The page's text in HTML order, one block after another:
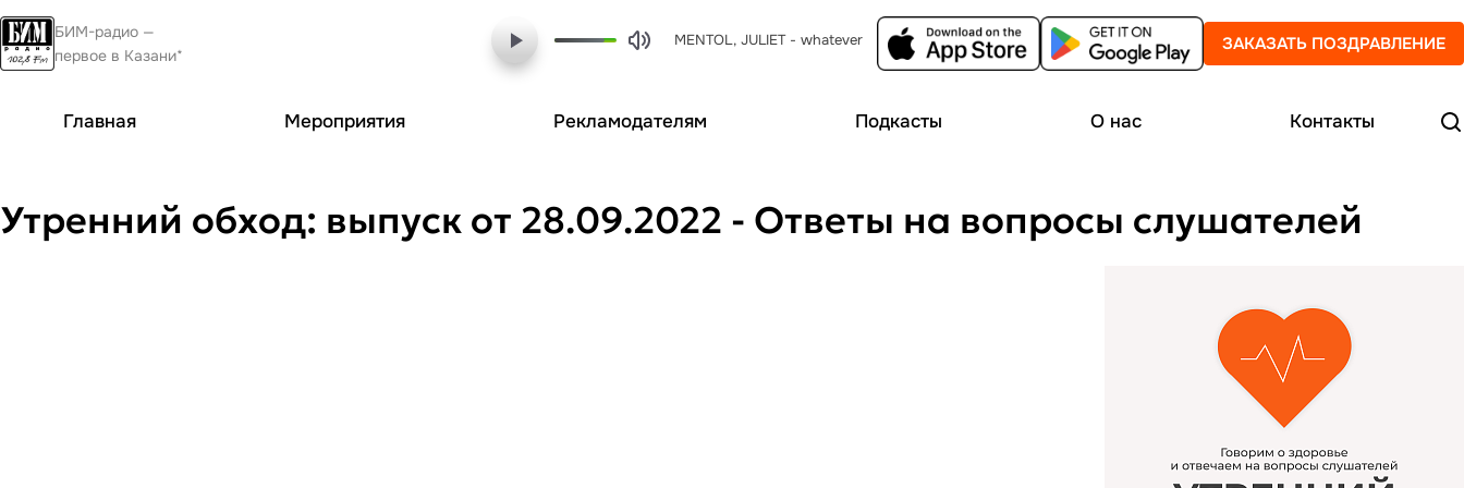
БИМ-радио —
первое в Казани*
MENTOL, JULIET - whatever ЗАКАЗАТЬ ПОЗДРАВЛЕНИЕ
Главная Мероприятия Рекламодателям Подкасты О нас Контакты
Утренний обход: выпуск от 28.09.2022 - Ответы на вопросы слушателей